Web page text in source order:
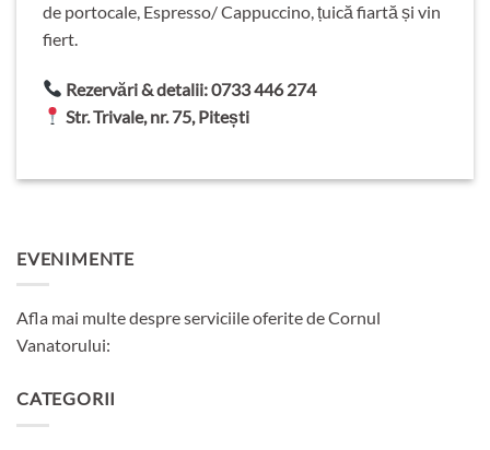
EVENIMENTE
Afla mai multe despre serviciile oferite de Cornul
Vanatorului:
CATEGORII
de portocale, Espresso/ Cappuccino, țuică fiartă și vin
fiert.
Rezervări & detalii: 0733 446 274
Str. Trivale, nr. 75, Pitești